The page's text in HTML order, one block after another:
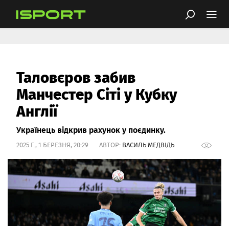
Таловєров забив
Манчестер Сіті у Кубку
Англії
Українець відкрив рахунок у поєдинку.
2025 Г., 1 БЕРЕЗНЯ, 20:29 АВТОР: ВАСИЛЬ МЕДВІДЬ